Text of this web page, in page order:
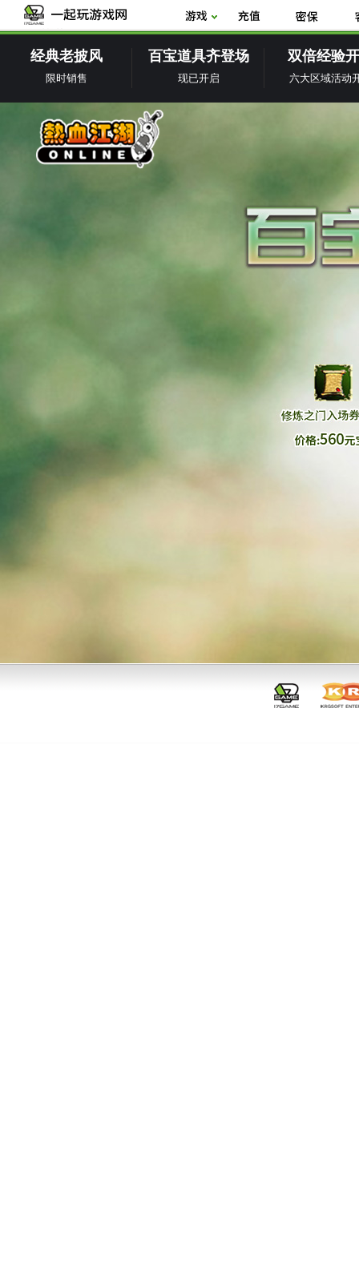
经典老披风
限时销售
百宝道具齐登场
现已开启
双倍经验
六大区域活动